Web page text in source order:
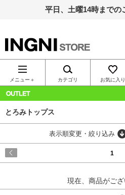
平日、土曜14時までの
INGNI（イン
グ）公式通
販｜INGNI
STORE
メニュー＋ カテゴリ お気に入り
とろみトップス
表示順変更・絞り込み
1
現在、商品がござ